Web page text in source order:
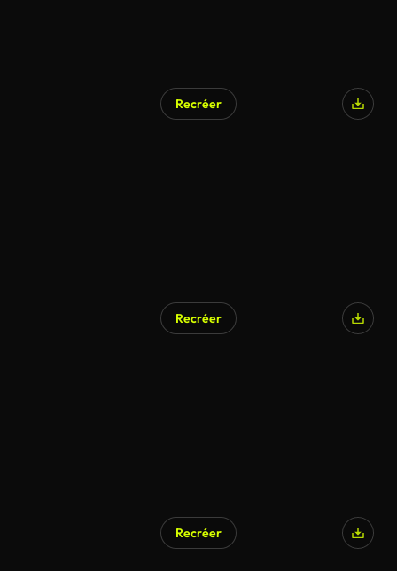
Recréer
Recréer
Recréer